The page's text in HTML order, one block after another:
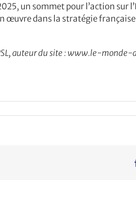
un sommet pour l’action sur
dans la stratégie française
auteur du site : www.le-